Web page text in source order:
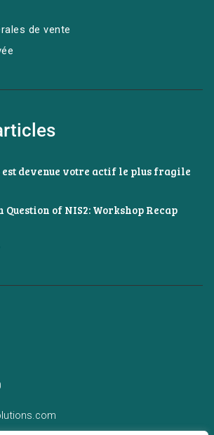
de vente
est devenue votre actif le plus fragile
of NIS2: Workshop Recap